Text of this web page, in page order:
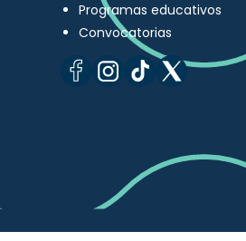
Programas educativos
Convocatorias